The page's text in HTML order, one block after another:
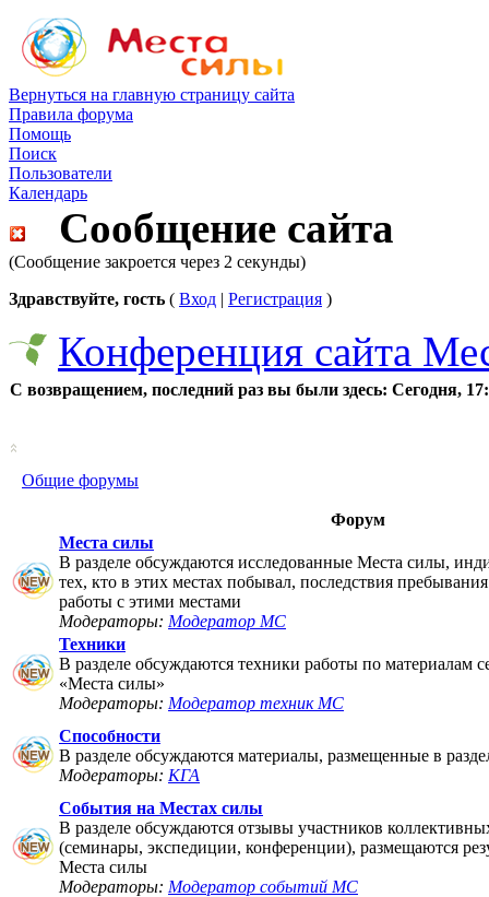
Вернуться на главную страницу сайта
Правила форума
Помощь
Поиск
Пользователи
Календарь
Сообщение сайта
(Сообщение закроется через 2 секунды)
Здравствуйте, гость ( Вход | Регистрация )
Конференция сайта
С возвращением, последний раз вы были здесь: Сегодня,
Общие форумы
Форум
Места силы
В разделе обсуждаются исследованные Места силы,
тех, кто в этих местах побывал, последствия
работы с этими местами
Модераторы: Модератор МС
Техники
В разделе обсуждаются техники работы по материалам
«Места силы»
Модераторы: Модератор техник МС
Способности
В разделе обсуждаются материалы, размещенные в
Модераторы: КГА
События на Местах силы
В разделе обсуждаются отзывы участников
(семинары, экспедиции, конференции), размещаются
Места силы
Модераторы: Модератор событий МС